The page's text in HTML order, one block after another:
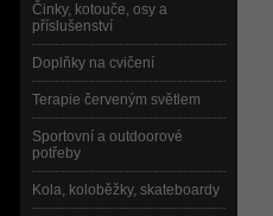
Činky, kotouče, osy a
příslušenství
Doplňky na cvičení
Terapie červeným světlem
Sportovní a outdoorové
potřeby
Kola, koloběžky, skateboardy